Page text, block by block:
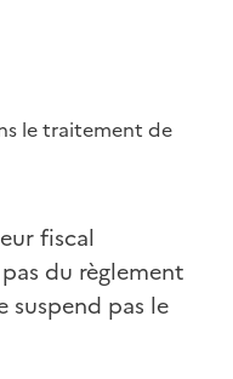
le traitement de
fiscal
du règlement
suspend pas le